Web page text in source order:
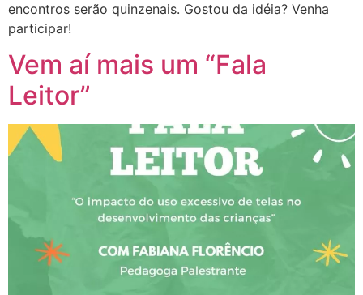
encontros serão quinzenais. Gostou da idéia? Venha
participar!
Vem aí mais um “Fala
Leitor”